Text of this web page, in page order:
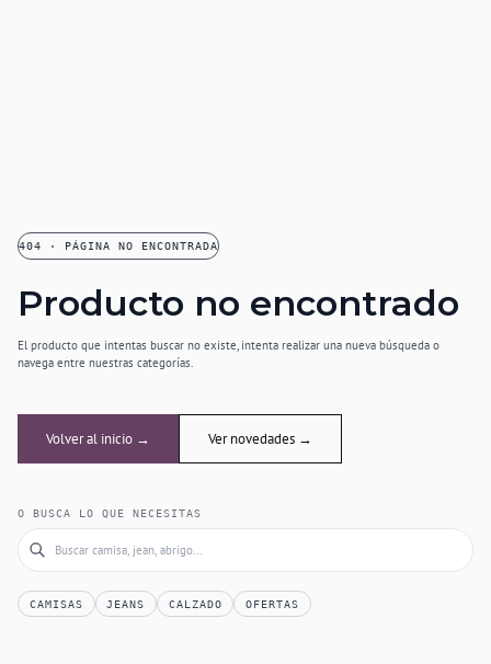
404 · PÁGINA NO ENCONTRADA
Producto no encontrado
El producto que intentas buscar no existe, intenta realizar una nueva búsqueda o
navega entre nuestras categorías.
Volver al inicio → Ver novedades →
O BUSCA LO QUE NECESITAS
CAMISAS JEANS CALZADO OFERTAS